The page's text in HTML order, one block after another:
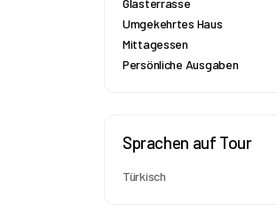
Umgekehrtes Haus
Mittagessen
Persönliche Ausgaben
Sprachen auf Tour
Türkisch